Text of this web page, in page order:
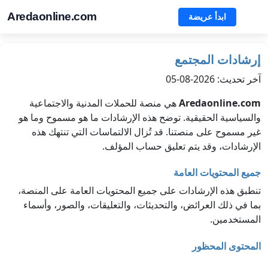
Aredaonline.com ابدأ عريضة
إرشادات المجتمع
آخر تحديث: 2026-08-05
Aredaonline.comهي منصة للحملات المدنية والاجتماعية
والسياسية الحقيقية. توضح هذه الإرشادات ما هو مسموح وما هو
غير مسموح على منصتنا. قد تُزال الالتماسات التي تنتهك هذه
الإرشادات، وقد يتم تعليق حساب المؤلف.
جميع المحتويات العامة
تنطبق هذه الإرشادات على جميع المحتويات العامة على المنصة،
بما في ذلك العرائض، والتحديثات، والتعليقات، والصور، وأسماء
المستخدمين.
المحتوى المحظور